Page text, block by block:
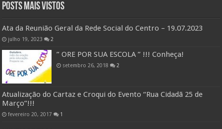
Posts Mais Vistos
Ata da Reunião Geral da Rede Social do Centro – 19.07.2023
julho 19, 2023 2
” ORE POR SUA ESCOLA ” !!! Conheça!
setembro 26, 2018 2
Atualização do Cartaz e Croqui do Evento “Rua Cidadã 25 de
Março”!!!
fevereiro 20, 2017 1